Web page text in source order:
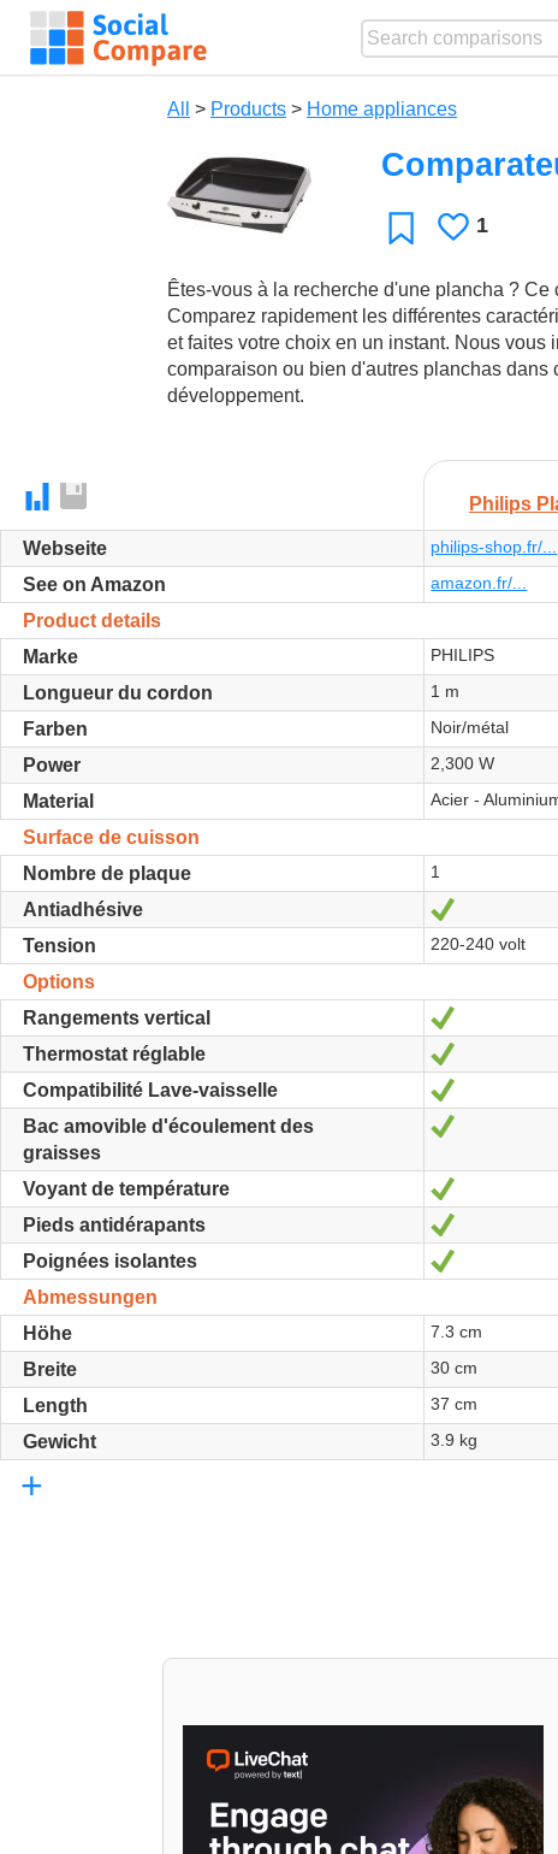
All > Products > Home appliances
FavoriteLikes
1
Êtes-vous à la recherche d'une plancha ?
Comparez rapidement les différentes
et faites votre choix en un instant. Nous
comparaison ou bien d'autres planchas
développement.
Philips
Webseite philips-shop.fr/...
See on Amazon amazon.fr/...
Product details
Marke
PHILIPS
Longueur du cordon 1 m
Farben Noir/métal
Power 2,300 W
Material Acier -
Surface de cuisson
Nombre de plaque
1
Antiadhésive
Tension 220-240 volt
Options
Rangements vertical
Ja
Thermostat réglable
Compatibilité Lave-vaisselle Ja
Bac amovible d'écoulement des
graisses
Voyant de température Ja
Pieds antidérapants
Poignées isolantes Ja
Abmessungen
Höhe
7.3 cm
Breite 30 cm
Length 37 cm
Gewicht 3.9 kg
+